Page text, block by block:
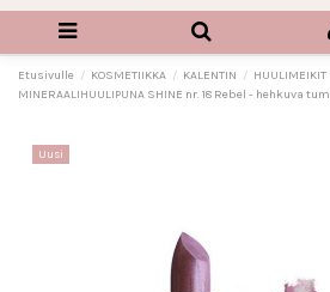
Etusivulle KOSMETIIKKA KALENTIN
HUULIMEIKIT
MINERAALIHUULIPUNA SHINE nr. 18 Rebel - hehkuva
Uusi